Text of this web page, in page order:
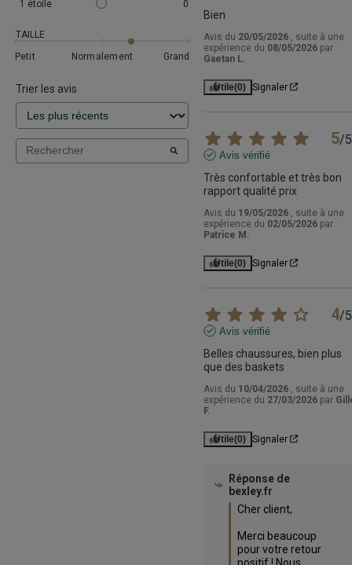
1 étoile 0
TAILLE
Petit
Normalement Grand
Trier les avis
Bien
Avis du 20/05/2026
, suite à une
expérience du 08/05/2026 par
Gaetan L.
Utile(0) Signaler
5/5
Avis vérifié
Très confortable et très bon
rapport qualité prix
Avis du 19/05/2026
, suite à une
expérience du 02/05/2026 par
Patrice M.
Utile(0) Signaler
4/5
Avis vérifié
Belles chaussures, bien plus
que des baskets
Avis du 10/04/2026
, suite à une
expérience du 27/03/2026 par
F.
Utile(0) Signaler
Réponse de
bexley.fr
Cher client,
Merci beaucoup
pour votre retour
positif ! Nous